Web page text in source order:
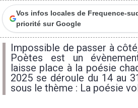
Vos infos locales de Frequence-
priorité sur Google
Impossible de passer à
Poètes est un
laisse place à la poésie
2025 se déroule du 14 au
sous le thème : La poésie